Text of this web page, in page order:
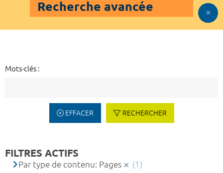
Recherche avancée
Mots-clés :
EFFACER RECHERCHER
FILTRES ACTIFS
Par type de contenu: Pages
(1)